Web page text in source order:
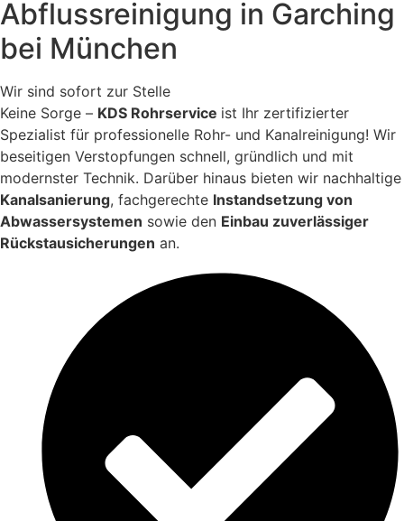
Abflussreinigung in Garching
bei München
Wir sind sofort zur Stelle
Keine Sorge – KDS Rohrservice ist Ihr zertifizierter
Spezialist für professionelle Rohr- und Kanalreinigung! Wir
beseitigen Verstopfungen schnell, gründlich und mit
modernster Technik. Darüber hinaus bieten wir nachhaltige
Kanalsanierung, fachgerechte Instandsetzung von
Abwassersystemen sowie den Einbau zuverlässiger
Rückstausicherungen an.